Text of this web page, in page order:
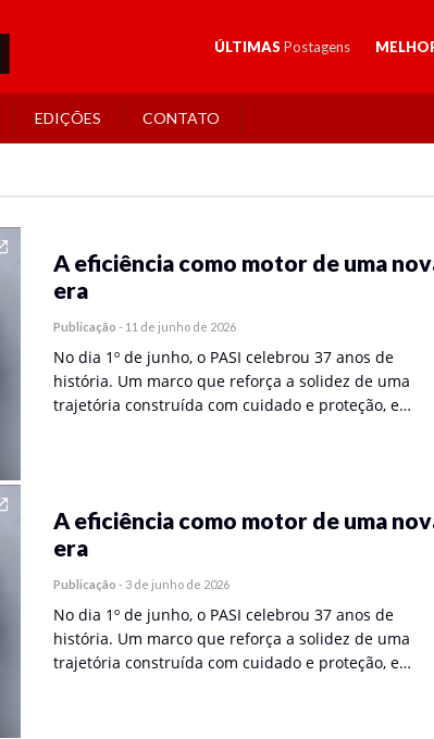
ÚLTIMAS Postagens
EDIÇÕES CONTATO
A eficiência como motor de uma
era
Publicação - 11 de junho de 2026
No dia 1º de junho, o PASI celebrou 37 anos de
história. Um marco que reforça a solidez de uma
trajetória construída com cuidado e proteção, e…
A eficiência como motor de uma
era
Publicação - 3 de junho de 2026
No dia 1º de junho, o PASI celebrou 37 anos de
história. Um marco que reforça a solidez de uma
trajetória construída com cuidado e proteção, e…